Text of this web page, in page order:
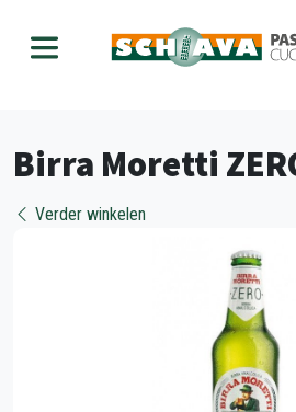
Birra Moretti
Verder winkelen